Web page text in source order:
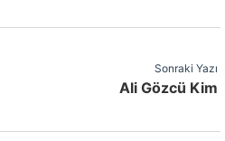
Sonraki Yazı
Ali Gözcü Kim